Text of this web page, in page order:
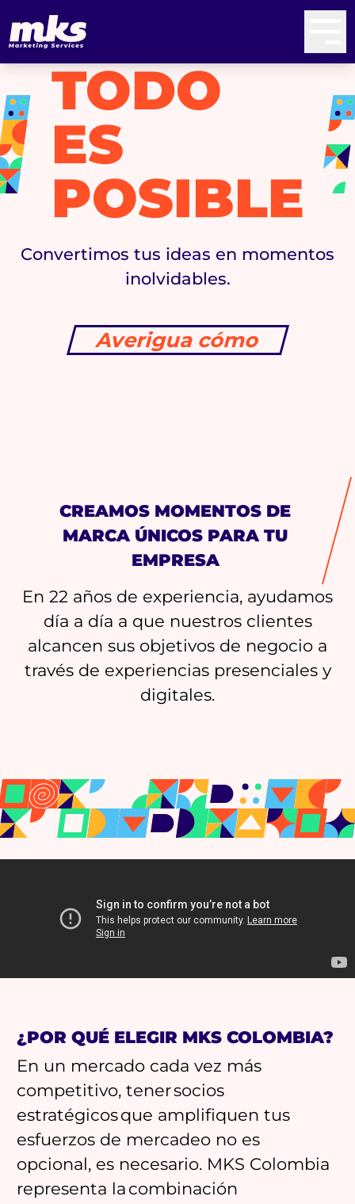
TODO
ES
POSIBLE
Convertimos tus ideas en momentos
inolvidables.
Averigua cómo
CREAMOS MOMENTOS DE
MARCA ÚNICOS PARA TU
EMPRESA
En 22 años de experiencia, ayudamos
día a día a que nuestros clientes
alcancen sus objetivos de negocio a
través de experiencias presenciales y
digitales.
¿POR QUÉ ELEGIR MKS COLOMBIA?
En un mercado cada vez más
competitivo, tener socios
estratégicos que amplifiquen tus
esfuerzos de mercadeo no es
opcional, es necesario. MKS Colombia
representa la combinación